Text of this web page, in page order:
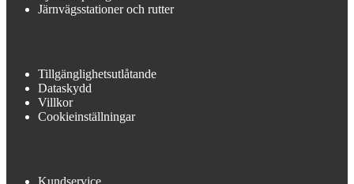
Järnvägsstationer och rutter
Tillgänglighetsutlåtande
Dataskydd
Villkor
Cookieinställningar
Kundservice